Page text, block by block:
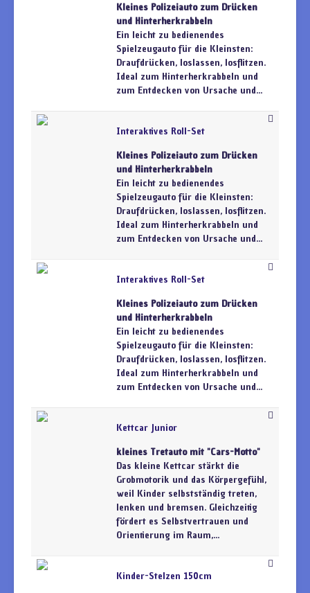
Kleines Polizeiauto zum Drücken
und Hinterherkrabbeln
Ein leicht zu bedienendes
Spielzeugauto für die Kleinsten:
Draufdrücken, loslassen, losflitzen.
Ideal zum Hinterherkrabbeln und
zum Entdecken von Ursache und...
Interaktives Roll-Set
Kleines Polizeiauto zum Drücken
und Hinterherkrabbeln
Ein leicht zu bedienendes
Spielzeugauto für die Kleinsten:
Draufdrücken, loslassen, losflitzen.
Ideal zum Hinterherkrabbeln und
zum Entdecken von Ursache und...
Interaktives Roll-Set
Kleines Polizeiauto zum Drücken
und Hinterherkrabbeln
Ein leicht zu bedienendes
Spielzeugauto für die Kleinsten:
Draufdrücken, loslassen, losflitzen.
Ideal zum Hinterherkrabbeln und
zum Entdecken von Ursache und...
Kettcar Junior
kleines Tretauto mit "Cars-Motto"
Das kleine Kettcar stärkt die
Grobmotorik und das Körpergefühl,
weil Kinder selbstständig treten,
lenken und bremsen. Gleichzeitig
fördert es Selbstvertrauen und
Orientierung im Raum,...
Kinder-Stelzen 150cm